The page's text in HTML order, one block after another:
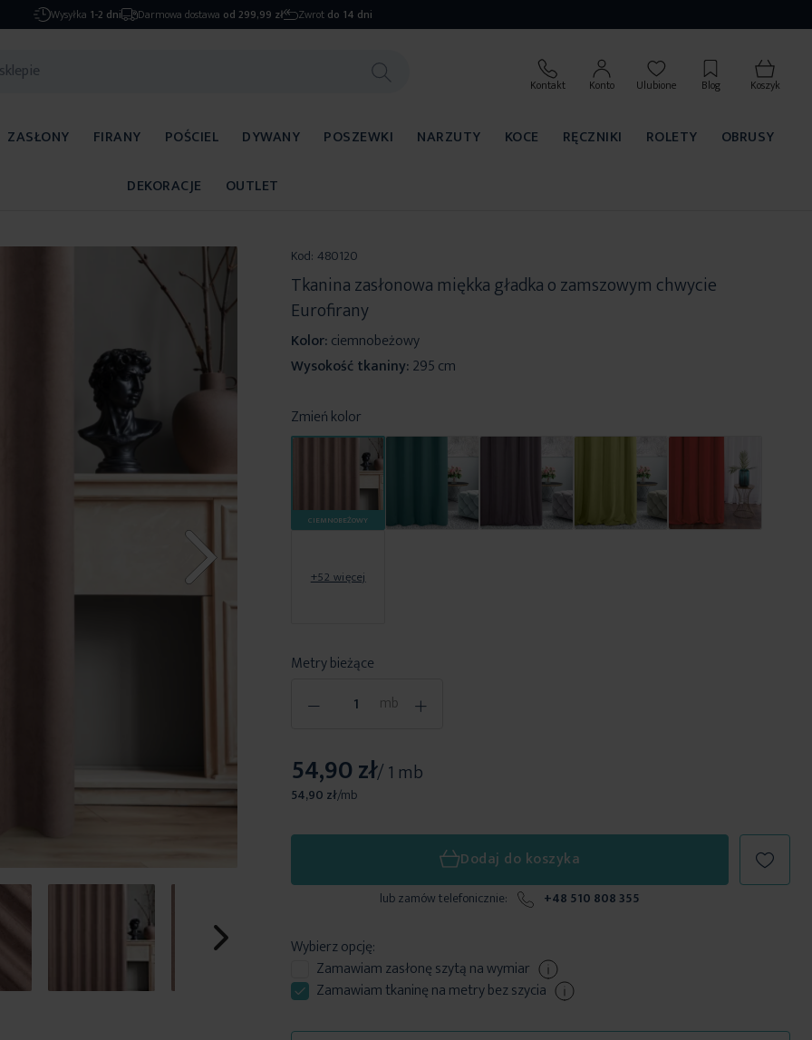
Wysyłka 1-2 dni Darmowa dostawa od 299,99 zł Zwrot do 14 dni
Kontakt Konto Ulubione Blog Koszyk
ZASŁONY FIRANY POŚCIEL DYWANY POSZEWKI NARZUTY KOCE RĘCZNIKI ROLETY
OBRUSY
DEKORACJE
OUTLET
Kod: 480120
Tkanina zasłonowa miękka gładka o zamszowym chwycie
Eurofirany
Kolor:ciemnobeżowy
Wysokość tkaniny:295 cm
Zmień kolor
CIEMNOBEŻOWY
+52 więcej
Metry bieżące
- mb +
54,90 zł/ 1 mb
54,90 zł/mb
Dodaj do koszyka
lub zamów telefonicznie: +48 510 808 355
Wybierz opcję:
Zamawiamzasłonę szytąna wymiar
Zamawiam tkaninę na metry bez szycia